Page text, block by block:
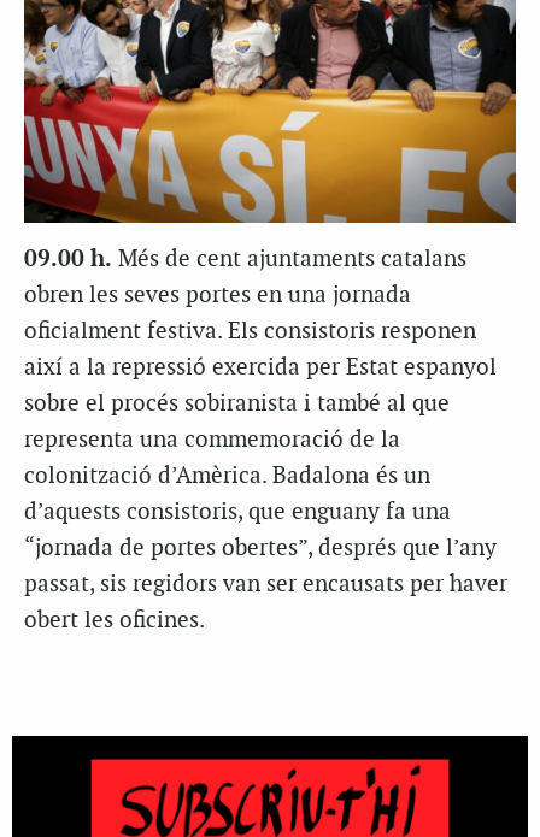
09.00 h. Més de cent ajuntaments catalans
obren les seves portes en una jornada
oficialment festiva. Els consistoris responen
així a la repressió exercida per Estat espanyol
sobre el procés sobiranista i també al que
representa una commemoració de la
colonització d’Amèrica. Badalona és un
d’aquests consistoris, que enguany fa una
“jornada de portes obertes”, després que l’any
passat, sis regidors van ser encausats per haver
obert les oficines.